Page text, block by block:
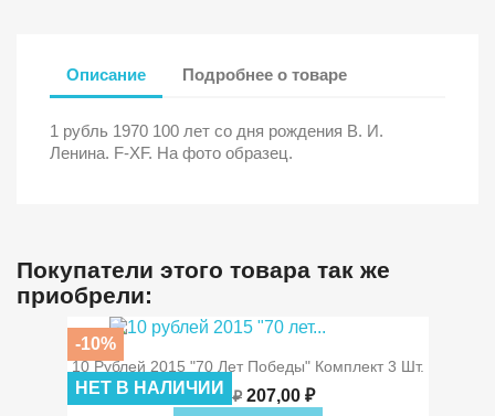
Описание Подробнее о товаре
1 рубль 1970 100 лет со дня рождения В. И.
Ленина. F-XF. На фото образец.
Покупатели этого товара так же
приобрели:
10 Рублей 2015 "70 Лет Победы" Комплект 3 Шт.
230,00 ₽ 207,00 ₽
-10%
НЕТ В НАЛИЧИИ